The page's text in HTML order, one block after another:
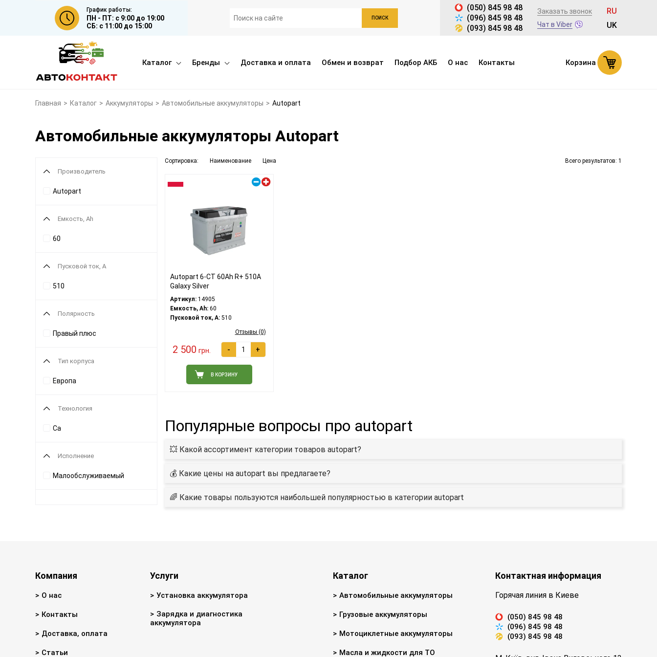
График работы:
ПН - ПТ: с 9:00 до 19:00
СБ: с 11:00 до 15:00
ПОИСК
(050) 845 98 48
(096) 845 98 48
(093) 845 98 48
Заказать звонок
Чат в Viber
RU
UK
Каталог Бренды Доставка и оплата Обмен и возврат Подбор АКБ О нас Контакты Корзина
Главная > Каталог > Аккумуляторы > Автомобильные аккумуляторы > Autopart
Автомобильные аккумуляторы Autopart
Производитель
Autopart
Емкость, Ah
60
Пусковой ток, A
510
Полярность
Правый плюс
Тип корпуса
Европа
Технология
Ca
Исполнение
Малообслуживаемый
Сортировка: Наименование Цена Всего результатов: 1
Autopart 6-СТ 60Ah R+ 510A
Galaxy Silver
Артикул: 14905
Емкость, Ah: 60
Пусковой ток, A: 510
Отзывы (0)
2 500 грн. - +
В КОРЗИНУ
Популярные вопросы про autopart
💥 Какой ассортимент категории товаров autopart?
💰 Какие цены на autopart вы предлагаете?
🌈 Какие товары пользуются наибольшей популярностью в категории autopart
Компания
О нас
Контакты
Доставка, оплата
Статьи
Услуги
Установка аккумулятора
Зарядка и диагностика
аккумулятора
Каталог
Автомобильные аккумуляторы
Грузовые аккумуляторы
Мотоциклетные аккумуляторы
Масла и жидкости для ТО
Контактная информация
Горячая линия в Киеве
(050) 845 98 48
(096) 845 98 48
(093) 845 98 48